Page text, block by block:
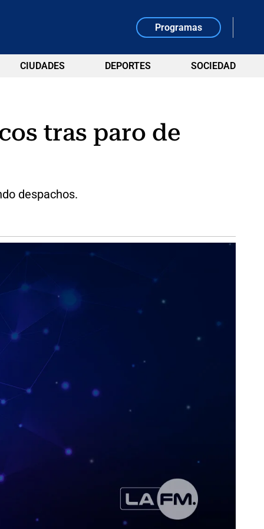
Programas
CIUDADES DEPORTES SOCIEDAD
tras paro de
despachos.